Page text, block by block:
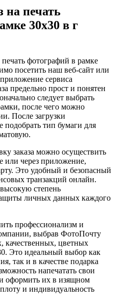
на печать
30х30 в г
фотографий в рамке
посетить наш веб-сайт или
сервиса
предельно прост и понятен
следует выбрать
после чего можно
После загрузки
тип бумаги для
заказа можно осуществить
или через приложение,
Это удобный и безопасный
транзакций онлайн.
степень
личных данных каждого
профессионализм и
выбрав ФотоПочту
качественных, цветных
Это идеальный выбор как
так и в качестве подарка
напечатать свои
оформить их в изящном
и индивидуальность